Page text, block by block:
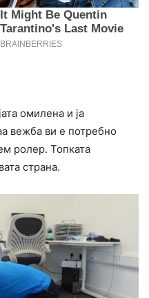
омилена и ја
вежба ви е потребно
ролер. Топката
страна.